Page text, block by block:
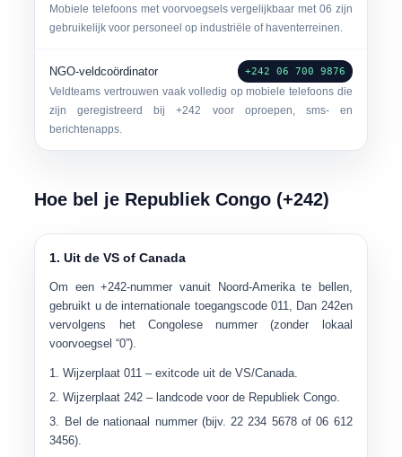
Mobiele telefoons met voorvoegsels vergelijkbaar met 06 zijn
gebruikelijk voor personeel op industriële of haventerreinen.
NGO-veldcoördinator +242 06 700 9876
Veldteams vertrouwen vaak volledig op mobiele telefoons die
zijn geregistreerd bij +242 voor oproepen, sms- en
berichtenapps.
Hoe bel je Republiek Congo (+242)
1. Uit de VS of Canada
Om een ​​+242-nummer vanuit Noord-Amerika te bellen,
gebruikt u de internationale toegangscode 011, Dan 242en
vervolgens het Congolese nummer (zonder lokaal
voorvoegsel “0”).
Wijzerplaat011 – exitcode uit de VS/Canada.
Wijzerplaat242 – landcode voor de Republiek Congo.
Bel denationaal nummer(bijv.22 234 5678of06 612
3456).